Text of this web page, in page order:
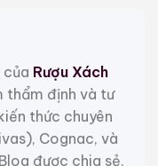
đối.
in hình chân dung
Diana được bao
vương miện biểu
của Rượu Xách
thẩm định và tư
thức chuyên
Cognac, và
được chia sẻ,